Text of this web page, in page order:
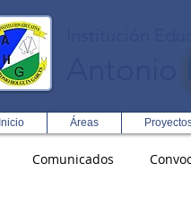
Inicio Áreas
Comunicados